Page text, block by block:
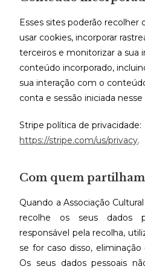
Esses sites poderão recolher
usar cookies, incorporar
terceiros e monitorizar a sua
conteúdo incorporado,
sua interação com o
conta e sessão iniciada nesse
Stripe política de privacidade:
https://stripe.com/us/privacy.
Com quem
Quando a Associação
recolhe os seus dados
responsável pela recolha,
se for caso disso, eliminação
Os seus dados pessoais